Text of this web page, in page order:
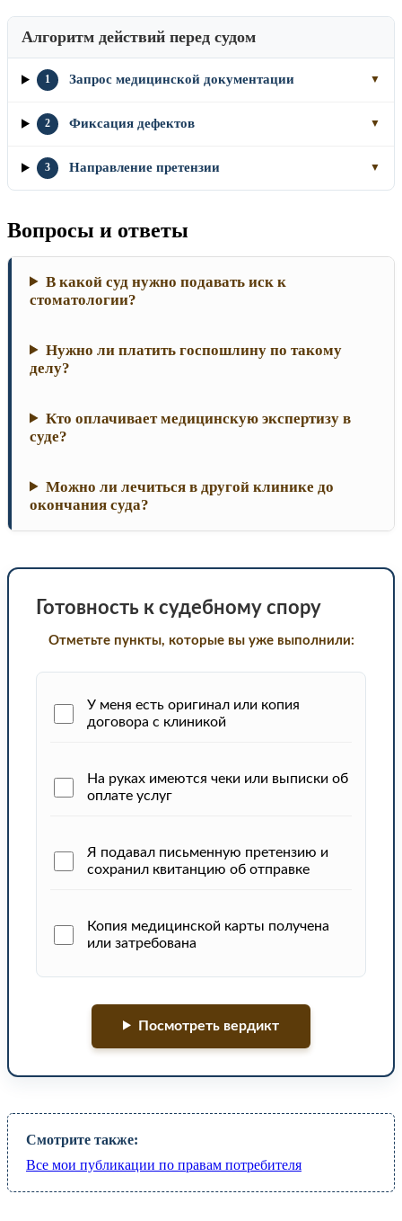
Алгоритм действий перед судом
1 Запрос медицинской документации ▼
2 Фиксация дефектов ▼
3 Направление претензии ▼
Вопросы и ответы
В какой суд нужно подавать иск к
стоматологии?
Нужно ли платить госпошлину по такому
делу?
Кто оплачивает медицинскую экспертизу в
суде?
Можно ли лечиться в другой клинике до
окончания суда?
Готовность к судебному спору
Отметьте пункты, которые вы уже выполнили:
У меня есть оригинал или копия
договора с клиникой
На руках имеются чеки или выписки об
оплате услуг
Я подавал письменную претензию и
сохранил квитанцию об отправке
Копия медицинской карты получена
или затребована
Посмотреть вердикт
Смотрите также:
Все мои публикации по правам потребителя